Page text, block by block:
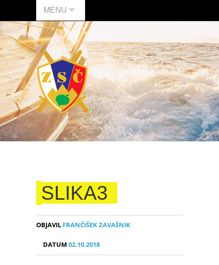
MENU
SLIKA3
OBJAVIL FRANČIŠEK ZAVAŠNIK
DATUM02.10.2018